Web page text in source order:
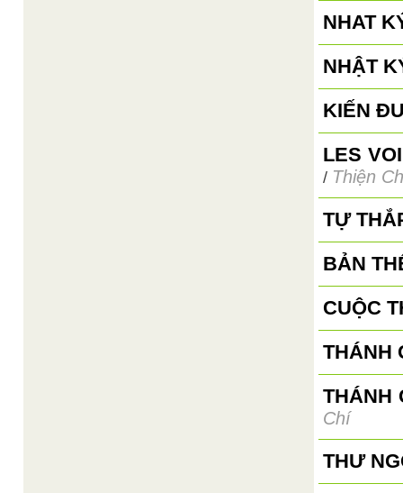
NHAT
NHẬT
KIẾN
LES
/ Thiện
TỰ
BẢN
CUỘC
THÁNH
THÁNH
Chí
THƯ